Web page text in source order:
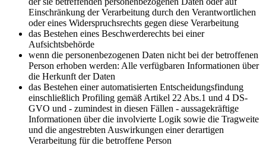
Einschränkung der Verarbeitung durch den Verantwortlichen
oder eines Widerspruchsrechts gegen diese Verarbeitung
das Bestehen eines Beschwerderechts bei einer
Aufsichtsbehörde
wenn die personenbezogenen Daten nicht bei der betroffenen
Person erhoben werden: Alle verfügbaren Informationen über
die Herkunft der Daten
das Bestehen einer automatisierten Entscheidungsfindung
einschließlich Profiling gemäß Artikel 22 Abs.1 und 4 DS-
GVO und - zumindest in diesen Fällen - aussagekräftige
Informationen über die involvierte Logik sowie die Tragweite
und die angestrebten Auswirkungen einer derartigen
Verarbeitung für die betroffene Person